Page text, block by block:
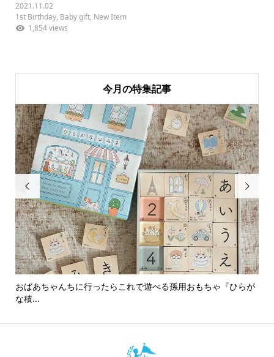
2021.11.02
1st Birthday, Baby gift, New Item
1,854 views
今月の特集記事

おばあちゃんちに行ったらこれで遊べる孫用おもちゃ『ひらが
な積...
